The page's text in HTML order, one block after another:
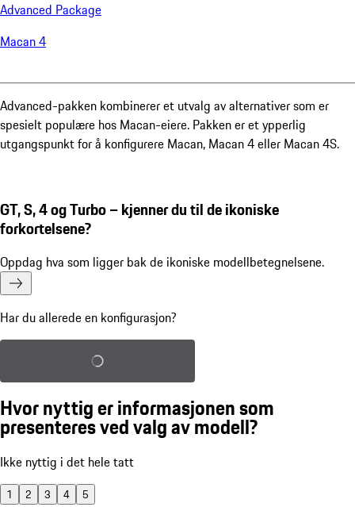
Advanced Package
Macan 4
Advanced-pakken kombinerer et utvalg av alternativer som er
spesielt populære hos Macan-eiere. Pakken er et ypperlig
utgangspunkt for å konfigurere Macan, Macan 4 eller Macan 4S.
GT, S, 4 og Turbo – kjenner du til de ikoniske
forkortelsene?
Oppdag hva som ligger bak de ikoniske modellbetegnelsene.
Har du allerede en konfigurasjon?
Last inn lagret konfigurasjon
Hvor nyttig er informasjonen som
presenteres ved valg av modell?
Ikke nyttig i det hele tatt
1 2 3 4 5